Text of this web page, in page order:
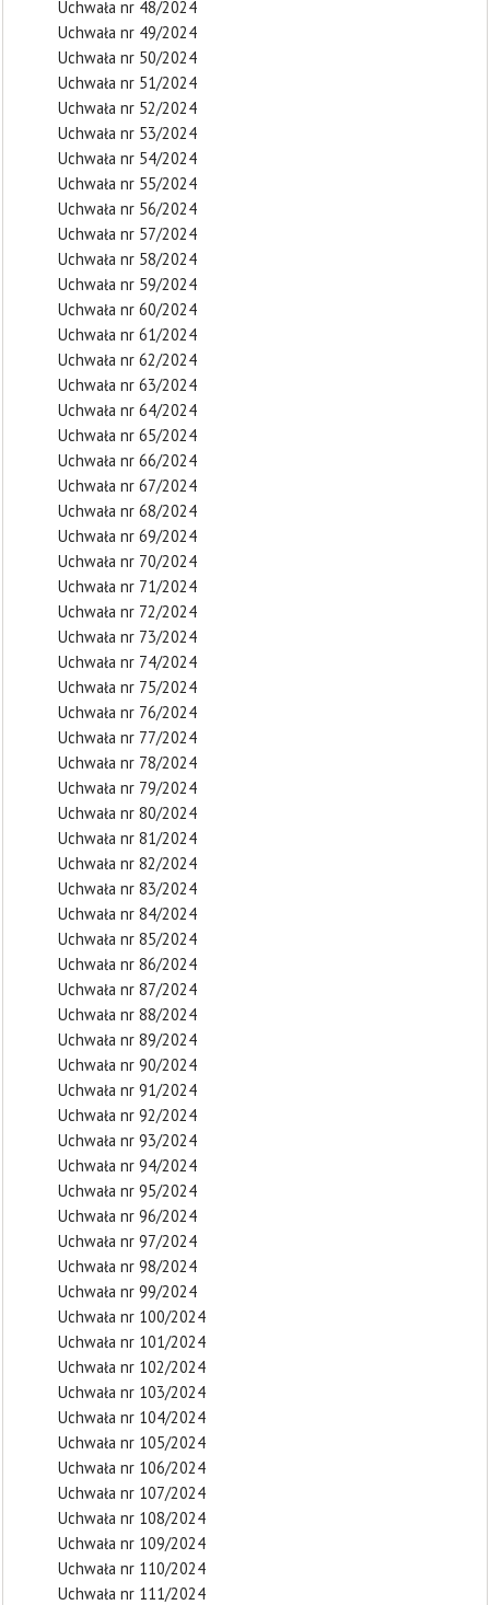
Uchwała nr 48/2024
Uchwała nr 49/2024
Uchwała nr 50/2024
Uchwała nr 51/2024
Uchwała nr 52/2024
Uchwała nr 53/2024
Uchwała nr 54/2024
Uchwała nr 55/2024
Uchwała nr 56/2024
Uchwała nr 57/2024
Uchwała nr 58/2024
Uchwała nr 59/2024
Uchwała nr 60/2024
Uchwała nr 61/2024
Uchwała nr 62/2024
Uchwała nr 63/2024
Uchwała nr 64/2024
Uchwała nr 65/2024
Uchwała nr 66/2024
Uchwała nr 67/2024
Uchwała nr 68/2024
Uchwała nr 69/2024
Uchwała nr 70/2024
Uchwała nr 71/2024
Uchwała nr 72/2024
Uchwała nr 73/2024
Uchwała nr 74/2024
Uchwała nr 75/2024
Uchwała nr 76/2024
Uchwała nr 77/2024
Uchwała nr 78/2024
Uchwała nr 79/2024
Uchwała nr 80/2024
Uchwała nr 81/2024
Uchwała nr 82/2024
Uchwała nr 83/2024
Uchwała nr 84/2024
Uchwała nr 85/2024
Uchwała nr 86/2024
Uchwała nr 87/2024
Uchwała nr 88/2024
Uchwała nr 89/2024
Uchwała nr 90/2024
Uchwała nr 91/2024
Uchwała nr 92/2024
Uchwała nr 93/2024
Uchwała nr 94/2024
Uchwała nr 95/2024
Uchwała nr 96/2024
Uchwała nr 97/2024
Uchwała nr 98/2024
Uchwała nr 99/2024
Uchwała nr 100/2024
Uchwała nr 101/2024
Uchwała nr 102/2024
Uchwała nr 103/2024
Uchwała nr 104/2024
Uchwała nr 105/2024
Uchwała nr 106/2024
Uchwała nr 107/2024
Uchwała nr 108/2024
Uchwała nr 109/2024
Uchwała nr 110/2024
Uchwała nr 111/2024